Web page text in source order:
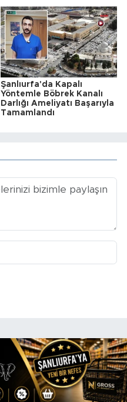
Şanlıurfa'da Kapalı
Yöntemle Böbrek Kanalı
Darlığı Ameliyatı Başarıyla
Tamamlandı